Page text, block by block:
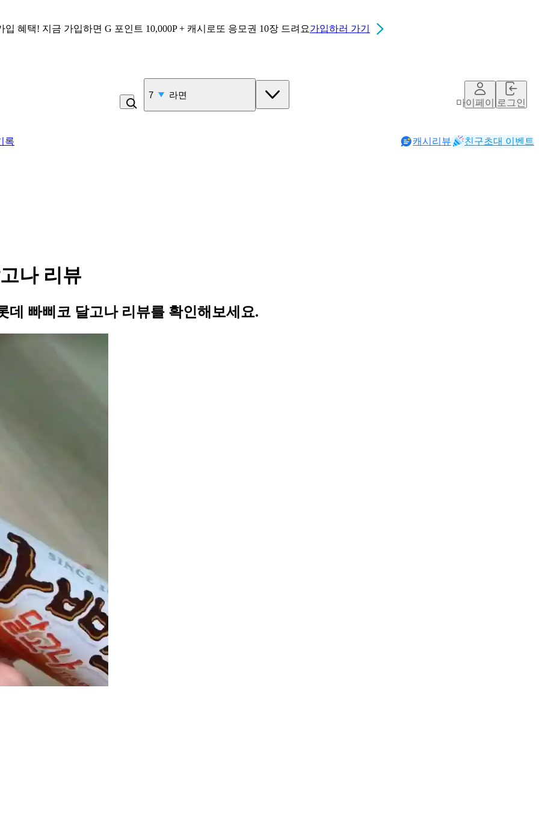
입 혜택! 지금 가입하면 G 포인트 10,000P + 캐시로또 응모권 10장 드려요가입하러 가기
7 라면
마이페이지로그인
록 캐시리뷰 친구초대 이벤트
나 리뷰
데 빠삐코 달고나 리뷰를 확인해보세요.